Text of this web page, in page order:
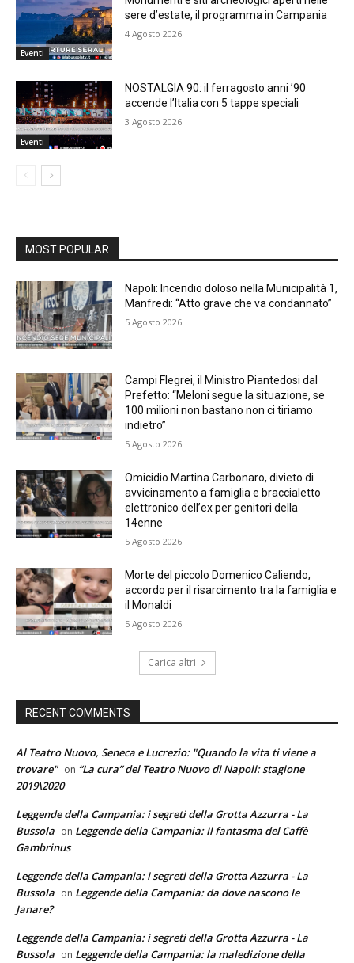
Eventi
sere d’estate, il programma in Campania
4 Agosto 2026
Eventi
NOSTALGIA 90: il ferragosto anni ’90
accende l’Italia con 5 tappe speciali
3 Agosto 2026
MOST POPULAR
Napoli: Incendio doloso nella Municipalità 1,
Manfredi: “Atto grave che va condannato”
5 Agosto 2026
Campi Flegrei, il Ministro Piantedosi dal
Prefetto: “Meloni segue la situazione, se
100 milioni non bastano non ci tiriamo
indietro”
5 Agosto 2026
Omicidio Martina Carbonaro, divieto di
avvicinamento a famiglia e braccialetto
elettronico dell’ex per genitori della
14enne
5 Agosto 2026
Morte del piccolo Domenico Caliendo,
accordo per il risarcimento tra la famiglia e
il Monaldi
5 Agosto 2026
Carica altri
RECENT COMMENTS
Al Teatro Nuovo, Seneca e Lucrezio: "Quando la vita ti viene a
trovare" on “La cura” del Teatro Nuovo di Napoli: stagione
2019\2020
Leggende della Campania: i segreti della Grotta Azzurra - La
Bussola on Leggende della Campania: Il fantasma del Caffè
Gambrinus
Leggende della Campania: i segreti della Grotta Azzurra - La
Bussola on Leggende della Campania: da dove nascono le
Janare?
Leggende della Campania: i segreti della Grotta Azzurra - La
Bussola on Leggende della Campania: la maledizione della